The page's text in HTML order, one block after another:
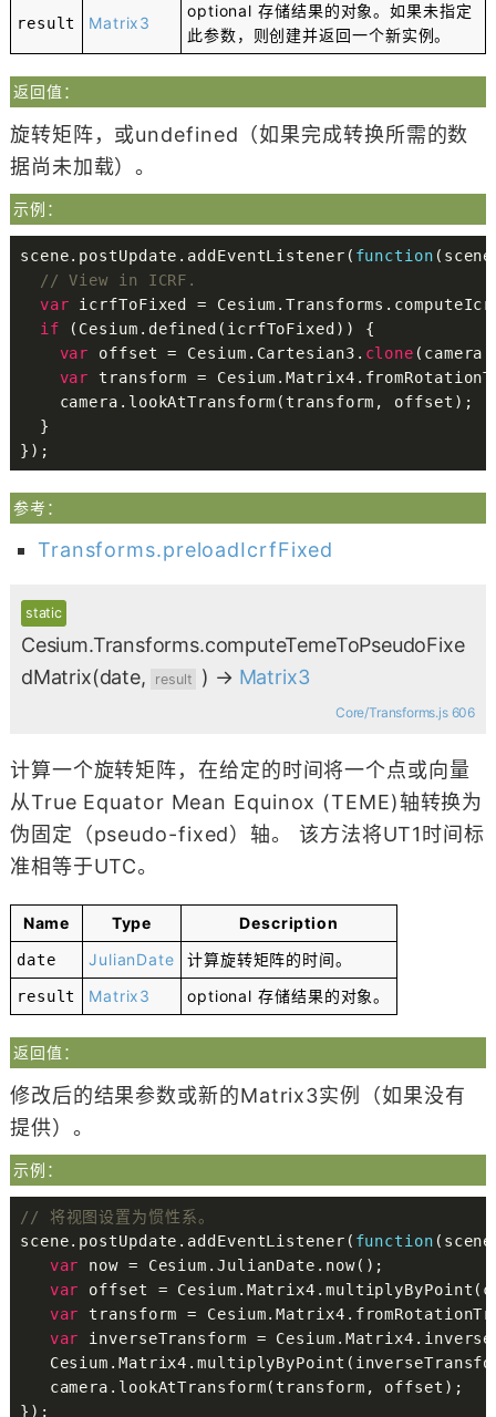
result Matrix3
optional 存储结果的对象。如果未指定
此参数，则创建并返回一个新实例。
返回值：
旋转矩阵，或undefined（如果完成转换所需的数
据尚未加载）。
示例：
scene. postUpdate . addEventListener ( function ( scene
// View in ICRF.
var icrfToFixed = Cesium .Transforms .
if
( Cesium . defined ( icrfToFixed ) )
{
var offset = Cesium . Cartesian3 . clone ( camera
var transform = Cesium .Matrix4 .
    camera
. lookAtTransform (transform , offset ) ;
}
} ) ;
参考：
Transforms.preloadIcrfFixed
static
Cesium.Transforms.computeTemeToPseudoFixe
dMatrix(date, result ) → Matrix3
Core/Transforms.js 606
计算一个旋转矩阵，在给定的时间将一个点或向量
从True Equator Mean Equinox (TEME)轴转换为
伪固定（pseudo-fixed）轴。 该方法将UT1时间标
准相等于UTC。
Name Type Description
date JulianDate 计算旋转矩阵的时间。
result Matrix3 optional 存储结果的对象。
返回值：
修改后的结果参数或新的Matrix3实例（如果没有
提供）。
示例：
// 将视图设置为惯性系。
scene. postUpdate . addEventListener ( function ( scene
var now = Cesium . JulianDate . now( ) ;
var offset = Cesium . Matrix4 . multiplyByPoint (
var transform = Cesium.Matrix4 .
var inverseTransform = Cesium . Matrix4 .
   Cesium
. Matrix4 .multiplyByPoint (
   camera
. lookAtTransform(transform , offset ) ;
} ) ;